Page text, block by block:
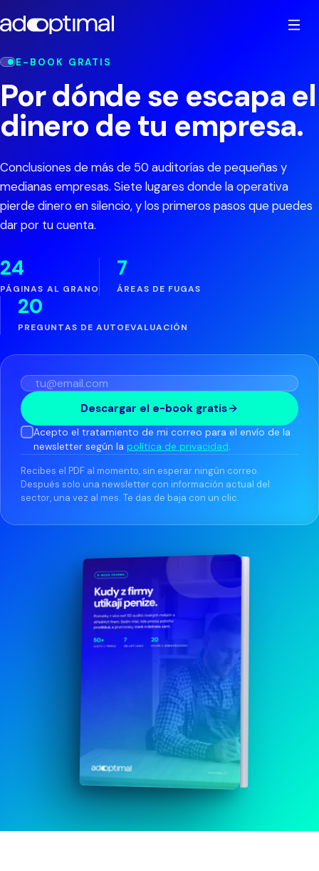
Cómo trabajamos
EMPIECE GRATIS
Test de madurez digital
E-book: Por dónde se escapa el dinero
Auditoría de madurez digital
Estrategia digital
Gestión de programa
DESARROLLO E IMPLEMENTACIÓN
Desarrollo a medida
Integración de sistemas
Microsoft 365 para empresas
Agentes de IA y automatización
SOPORTE Y MANTENIMIENTO
Soporte al cliente
Evolución de la solución
Gestión de la colaboración
Soluciones
SISTEMAS CONCRETOS
Sistemas de RRHH
MS 365 para empresas
Sistemas de contabilidad
Gestión de proyectos
Software de helpdesk
INTEGRACIÓN Y DESARROLLO
IA para empresas
Sectores
SERVICIOS PROFESIONALES
Empresas SaaS
Agencias de marketing
Asesorías contables
Despachos de abogados
INDUSTRIA Y LOGÍSTICA
Distribución y mayoristas
Logística
Construcción
Hoteles y restaurantes
Casos de éxito
Sobre nosotros
Contacto
E-BOOK GRATIS
Por dónde se escapa el
dinero de tu empresa.
Conclusiones de más de 50 auditorías de pequeñas y
medianas empresas. Siete lugares donde la operativa
pierde dinero en silencio, y los primeros pasos que puedes
dar por tu cuenta.
24
PÁGINAS AL GRANO
7
ÁREAS DE FUGAS
20
PREGUNTAS DE AUTOEVALUACIÓN
Descargar el e-book gratis
Acepto el tratamiento de mi correo para el envío de la
newsletter según la política de privacidad.
Recibes el PDF al momento, sin esperar ningún correo.
Después solo una newsletter con información actual del
sector, una vez al mes. Te das de baja con un clic.